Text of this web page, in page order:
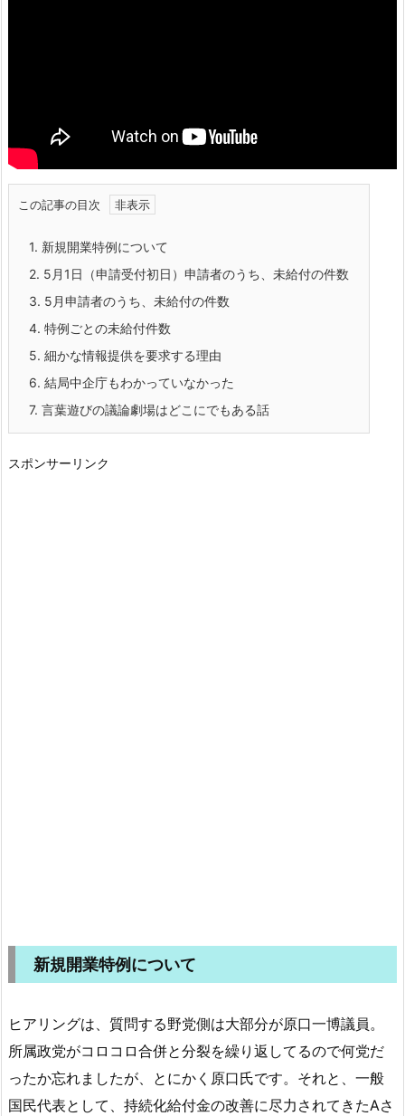
この記事の目次
1. 新規開業特例について
2. 5月1日（申請受付初日）申請者のうち、未給付の件数
3. 5月申請者のうち、未給付の件数
4. 特例ごとの未給付件数
5. 細かな情報提供を要求する理由
6. 結局中企庁もわかっていなかった
7. 言葉遊びの議論劇場はどこにでもある話
スポンサーリンク
新規開業特例について
ヒアリングは、質問する野党側は大部分が原口一博議員。
所属政党がコロコロ合併と分裂を繰り返してるので何党だ
ったか忘れましたが、とにかく原口氏です。それと、一般
国民代表として、持続化給付金の改善に尽力されてきたAさ